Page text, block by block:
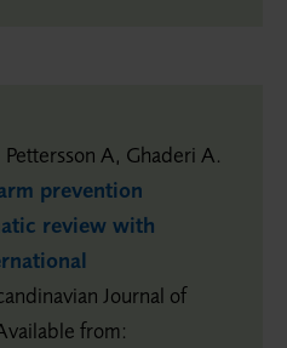
A, Ghaderi A.
prevention
review with
Journal of
from: